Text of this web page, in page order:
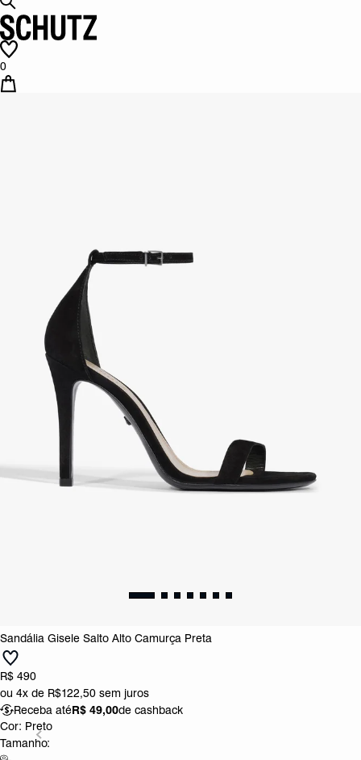
0
Sandália Gisele Salto Alto Camurça Preta
R$ 490
ou 4x de R$122,50 sem juros
Receba atéR$ 49,00de cashback
Cor: Preto
Tamanho: